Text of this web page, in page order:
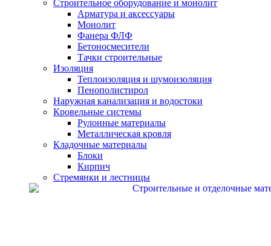
Строительное оборудование и монолит
Арматура и аксессуары
Монолит
Фанера ФЛФ
Бетоносмесители
Тачки строительные
Изоляция
Теплоизоляция и шумоизоляция
Пенополистирол
Наружная канализация и водостоки
Кровельные системы
Рулонные материалы
Металлическая кровля
Кладочные материалы
Блоки
Кирпич
Стремянки и лестницы